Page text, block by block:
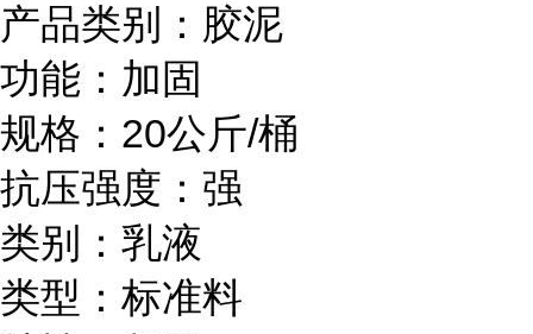
产品类别：胶泥
功能：加固
规格：20公斤/桶
抗压强度：强
类别：乳液
类型：标准料